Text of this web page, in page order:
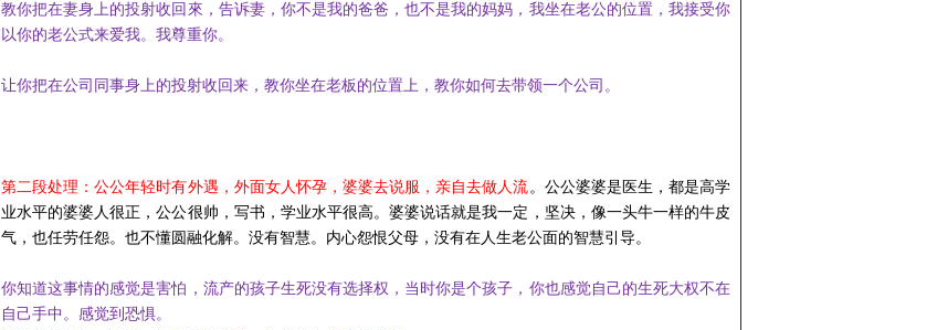
教你把在妻身上的投射收回來， 告诉妻，你不是我的爸爸，也不是我的妈妈， 我坐在老公的位置， 我接受你
以你的老公式来爱我。我尊重你。
让你把在公司同事身上的投射收回来，教你坐在老板的位置上，教你如何去带领一个公司。
第二段处理：公公年轻时有外遇，外面女人怀孕，婆婆去说服，亲自去做人流。公公婆婆是医生 ，都是高学
业水平的婆婆人很正，公公很帅，写书，学业水平很高。婆婆说话就是我一定，坚决，像一头牛一样的牛皮
气，也任劳任怨。也不懂圆融化解。没有智慧。内心怨恨父母，没有在人生老公面的智慧引导。
你知道这事情的感觉是害怕，流产的孩子生死没有选择权， 当时你是个孩子， 你也感觉自己的生死大权不在
自己手中。 感觉到恐惧。